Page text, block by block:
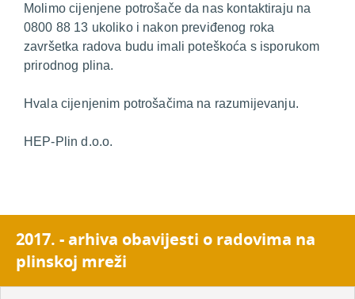
Molimo cijenjene potrošače da nas kontaktiraju na
0800 88 13 ukoliko i nakon previđenog roka
završetka radova budu imali poteškoća s isporukom
prirodnog plina.
Hvala cijenjenim potrošačima na razumijevanju.
HEP-Plin d.o.o.
2017. - arhiva obavijesti o radovima na
plinskoj mreži